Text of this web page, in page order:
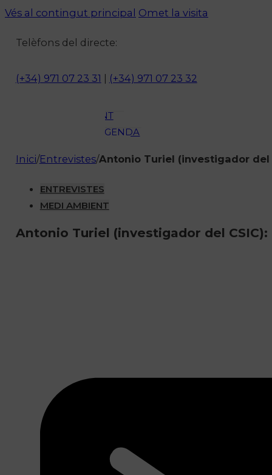
Vés al contingut principal Omet la visita
Telèfons del directe:
(+34) 971 07 23 31 (+34) 971 07 23 32
ACTUALITAT
OCI
ENTREVISTES
AMBIENT
AGENDA
A la Carta
Qui som?
Fes-te'n soci!
Inici/Entrevistes/Antonio Turiel (investigador del
ENTREVISTES
MEDI AMBIENT
Antonio Turiel (investigador del